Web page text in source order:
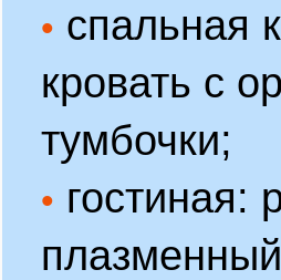
• спальная
кровать с
тумбочки;
• гостиная: